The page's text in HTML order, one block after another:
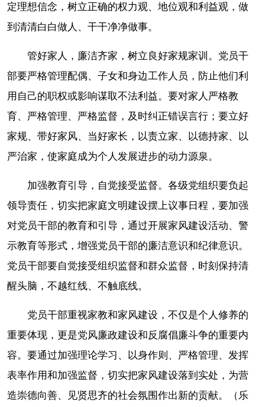
定理想信念，树立正确的权力观、地位观和利益观，做
到清清白白做人、干干净净做事。
管好家人，廉洁齐家，树立良好家规家训。党员干
部要严格管理配偶、子女和身边工作人员，防止他们利
用自己的职权或影响谋取不法利益。要对家人严格教
育、严格管理、严格监督，及时纠正错误言行；要立好
家规、带好家风、当好家长，以责立家、以德持家、以
严治家，使家庭成为个人发展进步的动力源泉。
加强教育引导，自觉接受监督。各级党组织要负起
领导责任，切实把家庭文明建设摆上议事日程，要加强
对党员干部的教育和引导，通过开展家风建设活动、警
示教育等形式，增强党员干部的廉洁意识和纪律意识。
党员干部要自觉接受组织监督和群众监督，时刻保持清
醒头脑，不越红线、不触底线。
党员干部重视家教和家风建设，不仅是个人修养的
重要体现，更是党风廉政建设和反腐倡廉斗争的重要内
容。要通过加强理论学习、以身作则、严格管理、发挥
表率作用和加强监督，切实把家风建设落到实处，为营
造崇德向善、见贤思齐的社会氛围作出新的贡献。（乐